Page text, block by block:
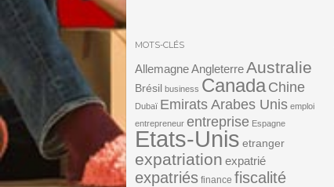
MOTS-CLÉS
AllemagneAngleterreAustralie
Brésil business CanadaChine
Dubaï Emirats Arabes Unis emploi
entrepreneur entreprise Espagne
Etats-Unis etranger
expatriation expatrié
expatriés finance fiscalité